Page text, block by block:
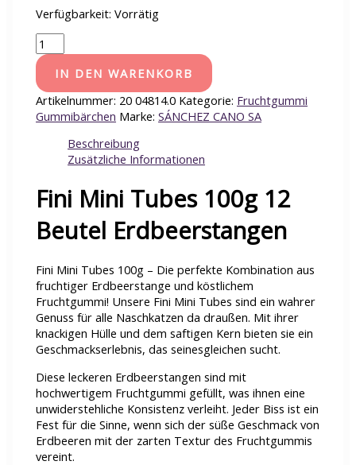
Verfügbarkeit: Vorrätig
IN DEN WARENKORB
Artikelnummer: 20 04814.0 Kategorie: Fruchtgummi
Gummibärchen Marke:SÁNCHEZ CANO SA
Beschreibung
Zusätzliche Informationen
Fini Mini Tubes 100g 12
Beutel Erdbeerstangen
Fini Mini Tubes 100g – Die perfekte Kombination aus
fruchtiger Erdbeerstange und köstlichem
Fruchtgummi! Unsere Fini Mini Tubes sind ein wahrer
Genuss für alle Naschkatzen da draußen. Mit ihrer
knackigen Hülle und dem saftigen Kern bieten sie ein
Geschmackserlebnis, das seinesgleichen sucht.
Diese leckeren Erdbeerstangen sind mit
hochwertigem Fruchtgummi gefüllt, was ihnen eine
unwiderstehliche Konsistenz verleiht. Jeder Biss ist ein
Fest für die Sinne, wenn sich der süße Geschmack von
Erdbeeren mit der zarten Textur des Fruchtgummis
vereint.